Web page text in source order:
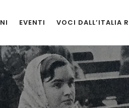
EVENTI VOCI DALL’ITALIA